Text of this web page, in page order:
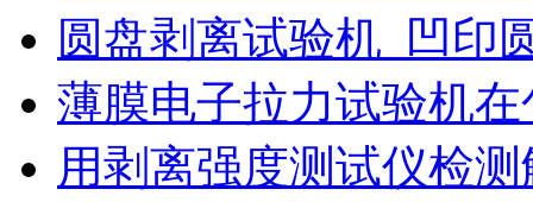
圆盘剥离试验机_凹印
薄膜电子拉力试验机
用剥离强度测试仪检